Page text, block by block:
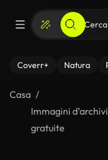
Coverr+ Natura
Casa
Immagini
gratuite